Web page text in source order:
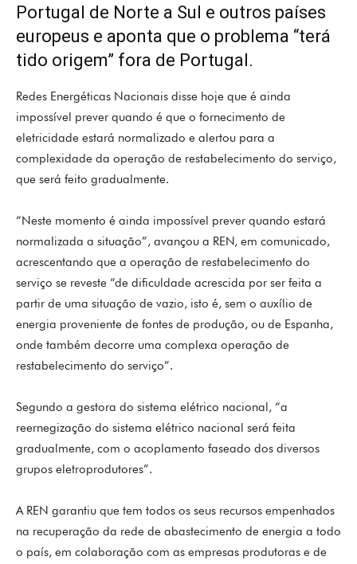
Portugal de Norte a Sul e outros países
europeus e aponta que o problema “terá
tido origem” fora de Portugal.
Redes Energéticas Nacionais disse hoje que é ainda
impossível prever quando é que o fornecimento de
eletricidade estará normalizado e alertou para a
complexidade da operação de restabelecimento do serviço,
que será feito gradualmente.
“Neste momento é ainda impossível prever quando estará
normalizada a situação”, avançou a REN, em comunicado,
acrescentando que a operação de restabelecimento do
serviço se reveste “de dificuldade acrescida por ser feita a
partir de uma situação de vazio, isto é, sem o auxílio de
energia proveniente de fontes de produção, ou de Espanha,
onde também decorre uma complexa operação de
restabelecimento do serviço”.
Segundo a gestora do sistema elétrico nacional, “a
reernegização do sistema elétrico nacional será feita
gradualmente, com o acoplamento faseado dos diversos
grupos eletroprodutores”.
A REN garantiu que tem todos os seus recursos empenhados
na recuperação da rede de abastecimento de energia a todo
o país, em colaboração com as empresas produtoras e de